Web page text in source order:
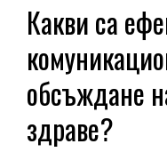
Какви са
обсъждане
здраве?